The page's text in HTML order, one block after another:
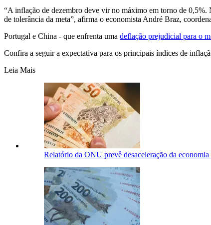
“A inflação de dezembro deve vir no máximo em torno de 0,5%.
de tolerância da meta”, afirma o economista André Braz,
Portugal e China - que enfrenta uma deflação prejudicial para o
Confira a seguir a expectativa para os principais índices de
Leia Mais
Relatório da ONU prevê desaceleração da